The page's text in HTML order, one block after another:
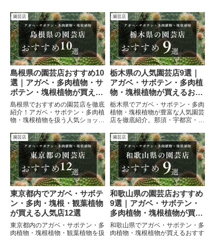
園芸店
島根県の園芸店おすすめ10
選｜アガベ・多肉植物・サ
ボテン・塊根植物が買える
人気ショップまとめ
島根県でおすすめの園芸店を徹底
紹介！アガベ・サボテン・多肉植
物・塊根植物を扱う人気ショップ
網羅。比較表やSNSリンク付き
で、初心者からマニアまで満足で
きる一店が見つかります。
園芸店
栃木県の人気園芸店9選｜
アガベ・サボテン・多肉植
物・塊根植物が買えるおす
すめショップまとめ
栃木県でアガベ・サボテン・多肉
植物・塊根植物が豊富な人気園芸
店を徹底紹介。那須・宇都宮・小
きで比較。各店舗の特徴・営業時
間・SNSリンクもまとめた保存
版ガイドです。
園芸店
東京都内でアガベ・サボテ
ン・多肉・塊根・観葉植物
が買える人気店12選
東京都内のアガベ・サボテン・多
肉植物・塊根植物・観葉植物を扱
園芸店
和歌山県の園芸店おすすめ
9選｜アガベ・サボテン・
多肉植物・塊根植物が買え
る人気ショップまとめ
和歌山県でアガベ・サボテン・多
肉植物・塊根植物が買えるおすす